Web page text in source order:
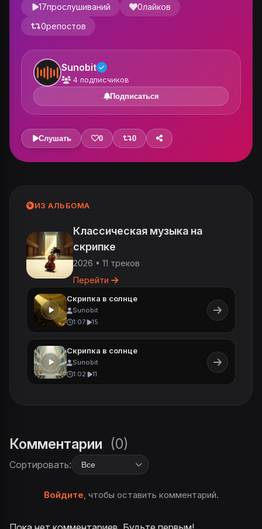
17прослушиваний 0лайков
0репостов
Sunobit
4 подписчиков
Подписаться
Слушать 0 0
ИЗ АЛЬБОМА
Классическая музыка на
скрипке
2026 • 11 треков
Перейти
Скрипка в солнце
Sunobit
1:07
15
Скрипка в солнце
Sunobit
1:02
11
Комментарии (0)
Сортировать:
Войдите, чтобы оставить комментарий.